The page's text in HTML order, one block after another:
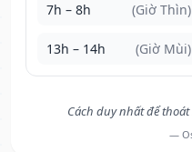
7h – 8h (Giờ Thìn)
13h – 14h (Giờ Mùi)
Cách duy nhất để
—